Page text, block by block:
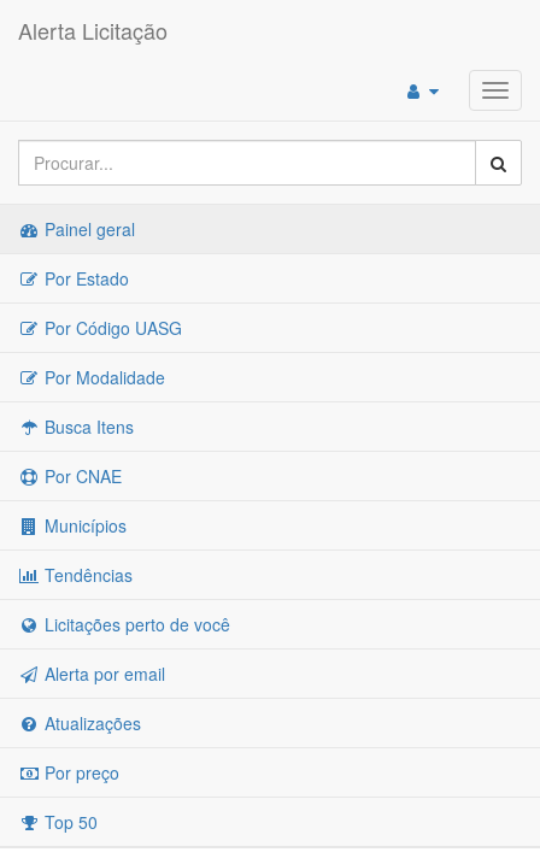
Alerta Licitação
Painel geral
Por Estado
Por Código UASG
Por Modalidade
Busca Itens
Por CNAE
Municípios
Tendências
Licitações perto de você
Alerta por email
Atualizações
Por preço
Top 50